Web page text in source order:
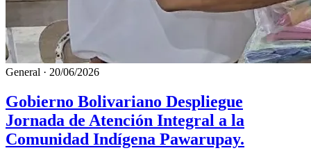
General · 20/06/2026
Gobierno Bolivariano Despliegue
Jornada de Atención Integral a la
Comunidad Indígena Pawarupay.